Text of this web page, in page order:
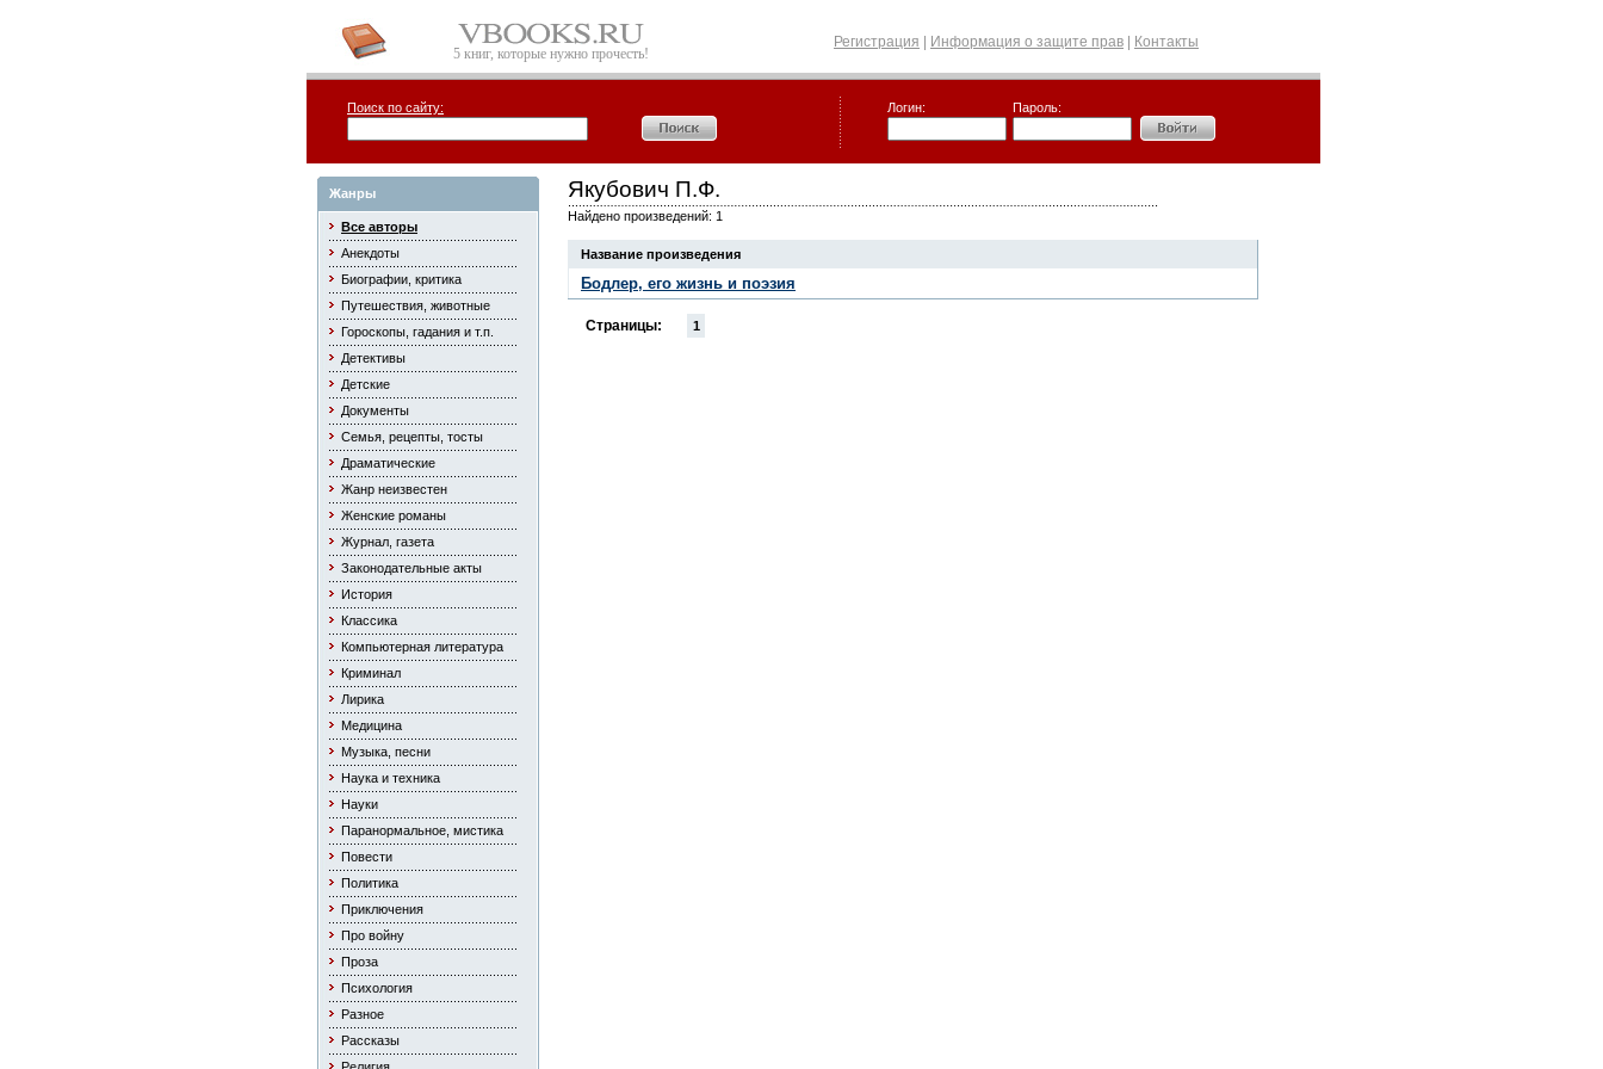
5 книг, которые нужно прочесть!
Регистрация Информация о защите прав Контакты
Поиск по сайту: Логин: Пароль:
Жанры
Все авторы
Анекдоты
Биографии, критика
Путешествия, животные
Гороскопы, гадания и т.п.
Детективы
Детские
Документы
Семья, рецепты, тосты
Драматические
Жанр неизвестен
Женские романы
Журнал, газета
Законодательные акты
История
Классика
Компьютерная литература
Криминал
Лирика
Медицина
Музыка, песни
Наука и техника
Науки
Паранормальное, мистика
Повести
Политика
Приключения
Про войну
Проза
Психология
Разное
Рассказы
Якубович П.Ф.
Найдено произведений: 1
Название произведения
Бодлер, его жизнь и поэзия
Страницы: 1